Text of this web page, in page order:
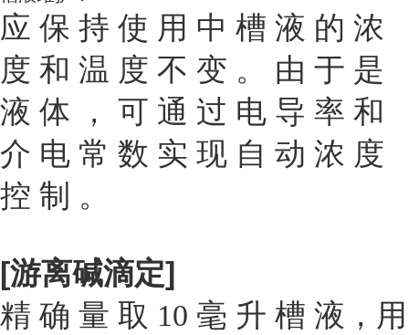
应 保 持 使 用 中 槽 液 的 浓
度 和 温 度 不 变 。 由 于 是
液 体 ， 可 通 过 电 导 率 和
介 电 常 数 实 现 自 动 浓 度
控 制 。
[游离碱滴定]
精 确 量 取 10 毫 升 槽 液，用